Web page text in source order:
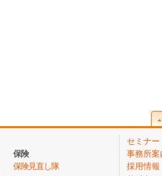
保険
保険見直し隊
セミナー
事務所案
採用情報